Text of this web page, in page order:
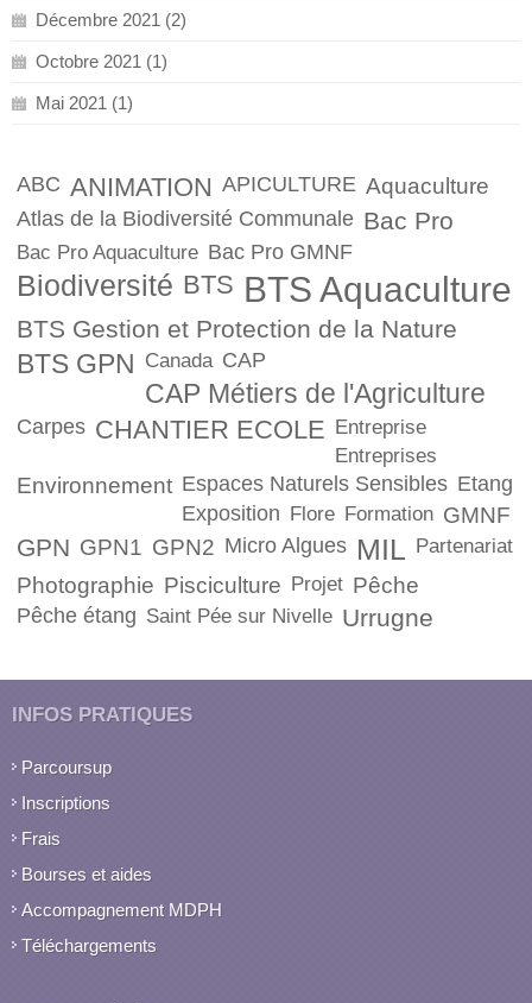
Décembre 2021 (2)
Octobre 2021 (1)
Mai 2021 (1)
ABC ANIMATION APICULTURE Aquaculture
Atlas de la Biodiversité Communale Bac Pro
Bac Pro Aquaculture Bac Pro GMNF
Biodiversité BTS BTS Aquaculture
BTS Gestion et Protection de la Nature
BTS GPN Canada CAP
CAP Métiers de l'Agriculture
Carpes CHANTIER ECOLE Entreprise
Entreprises
Environnement Espaces Naturels Sensibles Etang
Exposition Flore Formation GMNF
GPN GPN1 GPN2 Micro Algues MIL Partenariat
Photographie Pisciculture Projet Pêche
Pêche étang Saint Pée sur Nivelle Urrugne
INFOS PRATIQUES
Parcoursup
Inscriptions
Frais
Bourses et aides
Accompagnement MDPH
Téléchargements